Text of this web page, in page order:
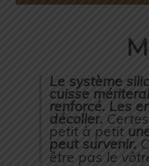
Le système
cuisse
renforcé. Les
décoller.
petit à petit
peut survenir.
être pas le